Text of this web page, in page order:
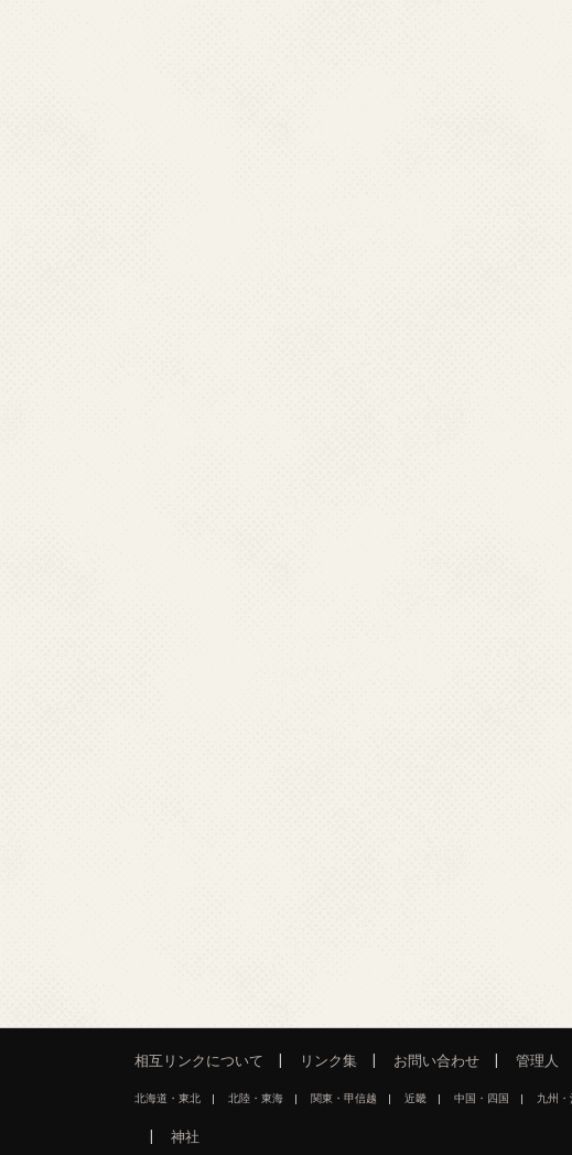
相互リンクについて リンク集 お問い合わせ 管理人
北海道・東北 北陸・東海 関東・甲信越 近畿 中国・四国 九州・
神社